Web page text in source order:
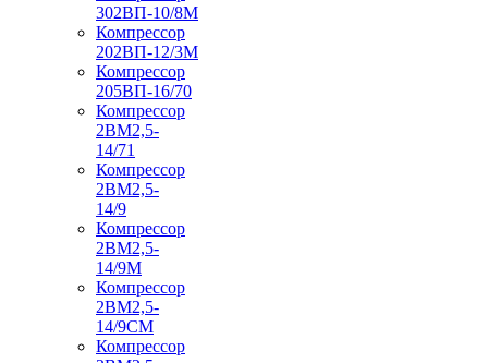
302ВП-10/8М
Компрессор
202ВП-12/3М
Компрессор
205ВП-16/70
Компрессор
2ВМ2,5-
14/71
Компрессор
2ВМ2,5-
14/9
Компрессор
2ВМ2,5-
14/9М
Компрессор
2ВМ2,5-
14/9СМ
Компрессор